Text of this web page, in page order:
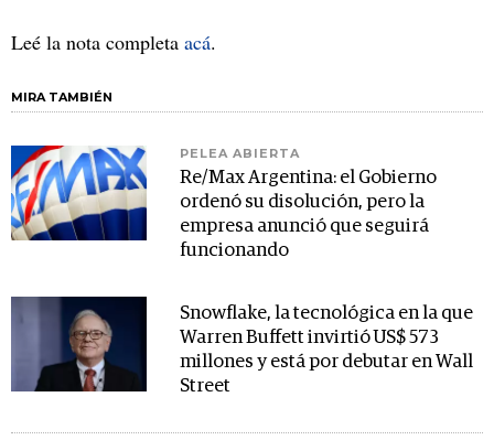
Leé la nota completa acá.
MIRA TAMBIÉN
PELEA ABIERTA
Re/Max Argentina: el Gobierno
ordenó su disolución, pero la
empresa anunció que seguirá
funcionando
Snowflake, la tecnológica en la que
Warren Buffett invirtió US$ 573
millones y está por debutar en Wall
Street